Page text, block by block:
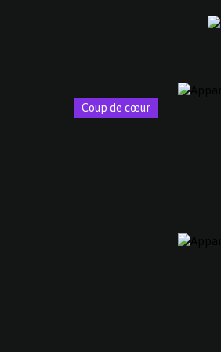
Coup de cœur